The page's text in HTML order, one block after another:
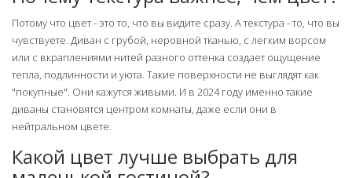
Потому что цвет - это то, что вы видите сразу. А текстура - то, что вы
чувствуете. Диван с грубой, неровной тканью, с легким ворсом
или с вкраплениями нитей разного оттенка создает ощущение
тепла, подлинности и уюта. Такие поверхности не выглядят как
"покупные". Они кажутся живыми. И в 2024 году именно такие
диваны становятся центром комнаты, даже если они в
нейтральном цвете.
Какой цвет лучше выбрать для